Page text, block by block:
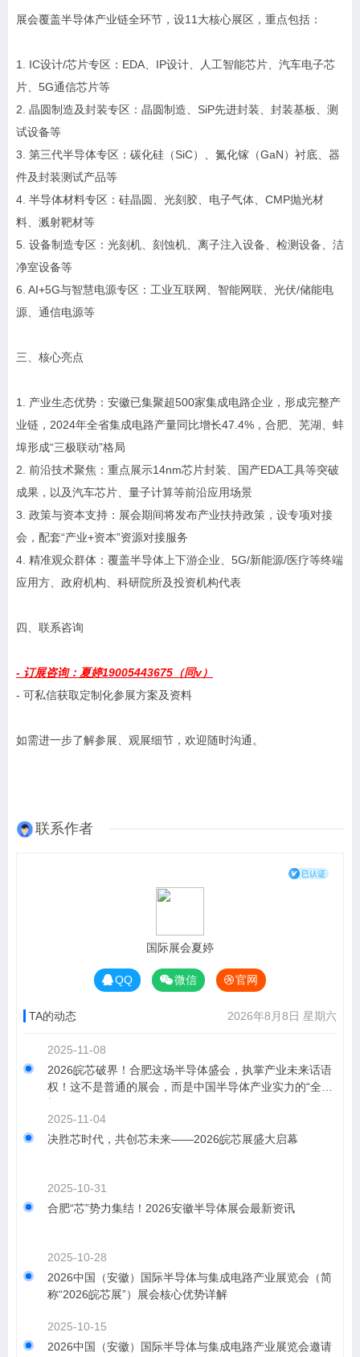
展会覆盖半导体产业链全环节，设11大核心展区，重点包括：
1. IC设计/芯片专区：EDA、IP设计、人工智能芯片、汽车电子芯
片、5G通信芯片等
2. 晶圆制造及封装专区：晶圆制造、SiP先进封装、封装基板、测
试设备等
3. 第三代半导体专区：碳化硅（SiC）、氮化镓（GaN）衬底、器
件及封装测试产品等
4. 半导体材料专区：硅晶圆、光刻胶、电子气体、CMP抛光材
料、溅射靶材等
5. 设备制造专区：光刻机、刻蚀机、离子注入设备、检测设备、洁
净室设备等
6. AI+5G与智慧电源专区：工业互联网、智能网联、光伏/储能电
源、通信电源等
三、核心亮点
1. 产业生态优势：安徽已集聚超500家集成电路企业，形成完整产
业链，2024年全省集成电路产量同比增长47.4%，合肥、芜湖、蚌
埠形成“三极联动”格局
2. 前沿技术聚焦：重点展示14nm芯片封装、国产EDA工具等突破
成果，以及汽车芯片、量子计算等前沿应用场景
3. 政策与资本支持：展会期间将发布产业扶持政策，设专项对接
会，配套“产业+资本”资源对接服务
4. 精准观众群体：覆盖半导体上下游企业、5G/新能源/医疗等终端
应用方、政府机构、科研院所及投资机构代表
四、联系咨询
- 订展咨询：夏婷19005443675（同v）
- 可私信获取定制化参展方案及资料
如需进一步了解参展、观展细节，欢迎随时沟通。
联系作者
国际展会夏婷
QQ 微信 官网
TA的动态 2026年8月8日 星期六
2025-11-08
2026皖芯破界！合肥这场半导体盛会，执掌产业未来话语
权！这不是普通的展会，而是中国半导体产业实力的“全景
2025-11-04
决胜芯时代，共创芯未来——2026皖芯展盛大启幕
2025-10-31
合肥“芯”势力集结！2026安徽半导体展会最新资讯
2025-10-28
2026中国（安徽）国际半导体与集成电路产业展览会（简
称“2026皖芯展”）展会核心优势详解
2025-10-15
2026中国（安徽）国际半导体与集成电路产业展览会邀请